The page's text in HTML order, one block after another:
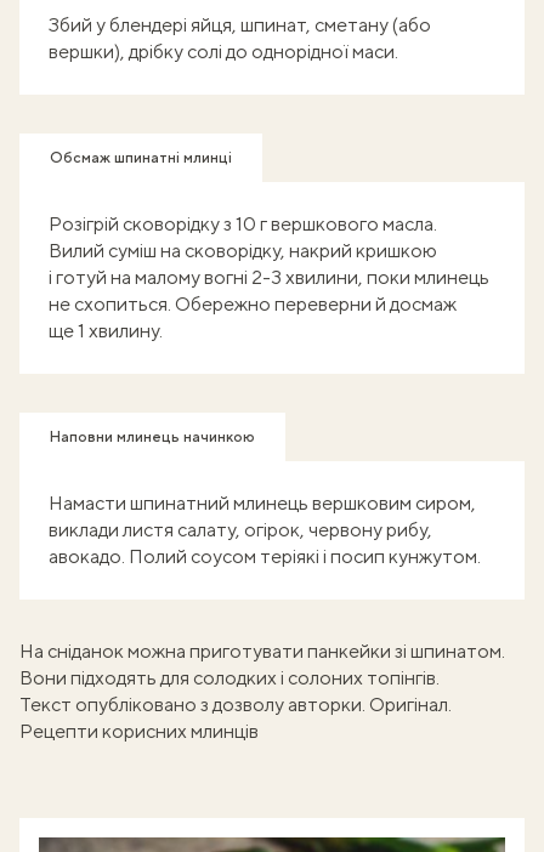
Збий у блендері яйця, шпинат, сметану (або
вершки), дрібку солі до однорідної маси.
Обсмаж шпинатні млинці
Розігрій сковорідку з 10 г вершкового масла.
Вилий суміш на сковорідку, накрий кришкою
і готуй на малому вогні 2-3 хвилини, поки млинець
не схопиться. Обережно переверни й досмаж
ще 1 хвилину.
Наповни млинець начинкою
Намасти шпинатний млинець вершковим сиром,
виклади листя салату, огірок, червону рибу,
авокадо. Полий соусом теріякі і посип кунжутом.
На сніданок можна приготувати панкейки зі шпинатом.
Вони підходять для солодких і солоних топінгів.
Текст опубліковано з дозволу авторки. Оригінал.
Рецепти корисних млинців